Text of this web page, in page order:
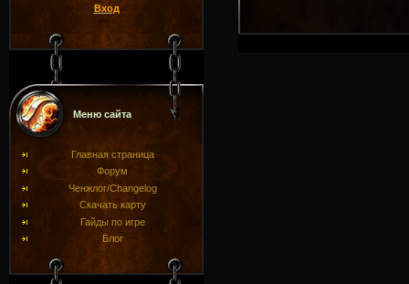
Вход
Меню сайта
Главная страница
Форум
Ченжлог/Changelog
Скачать карту
Гайды по игре
Блог